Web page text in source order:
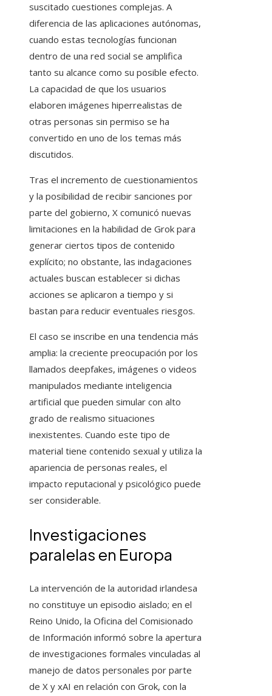
suscitado cuestiones complejas. A
diferencia de las aplicaciones autónomas,
cuando estas tecnologías funcionan
dentro de una red social se amplifica
tanto su alcance como su posible efecto.
La capacidad de que los usuarios
elaboren imágenes hiperrealistas de
otras personas sin permiso se ha
convertido en uno de los temas más
discutidos.
Tras el incremento de cuestionamientos
y la posibilidad de recibir sanciones por
parte del gobierno, X comunicó nuevas
limitaciones en la habilidad de Grok para
generar ciertos tipos de contenido
explícito; no obstante, las indagaciones
actuales buscan establecer si dichas
acciones se aplicaron a tiempo y si
bastan para reducir eventuales riesgos.
El caso se inscribe en una tendencia más
amplia: la creciente preocupación por los
llamados deepfakes, imágenes o videos
manipulados mediante inteligencia
artificial que pueden simular con alto
grado de realismo situaciones
inexistentes. Cuando este tipo de
material tiene contenido sexual y utiliza la
apariencia de personas reales, el
impacto reputacional y psicológico puede
ser considerable.
Investigaciones
paralelas en Europa
La intervención de la autoridad irlandesa
no constituye un episodio aislado; en el
Reino Unido, la Oficina del Comisionado
de Información informó sobre la apertura
de investigaciones formales vinculadas al
manejo de datos personales por parte
de X y xAI en relación con Grok, con la